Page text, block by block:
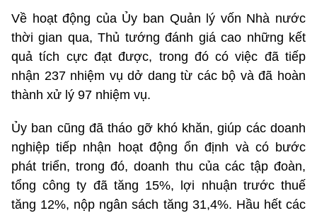
Về hoạt động của Ủy ban Quản lý vốn Nhà nước
thời gian qua, Thủ tướng đánh giá cao những kết
quả tích cực đạt được, trong đó có việc đã tiếp
nhận 237 nhiệm vụ dở dang từ các bộ và đã hoàn
thành xử lý 97 nhiệm vụ.
Ủy ban cũng đã tháo gỡ khó khăn, giúp các doanh
nghiệp tiếp nhận hoạt động ổn định và có bước
phát triển, trong đó, doanh thu của các tập đoàn,
tổng công ty đã tăng 15%, lợi nhuận trước thuế
tăng 12%, nộp ngân sách tăng 31,4%. Hầu hết các